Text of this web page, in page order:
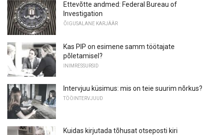
Ettevõtte andmed: Federal Bureau of
Investigation
ÕIGUSALANE KARJÄÄR
Kas PIP on esimene samm töötajate
põletamisel?
INIMRESSURSID
Intervjuu küsimus: mis on teie suurim nõrkus?
TÖÖINTERVJUUD
Kuidas kirjutada tõhusat otseposti kiri